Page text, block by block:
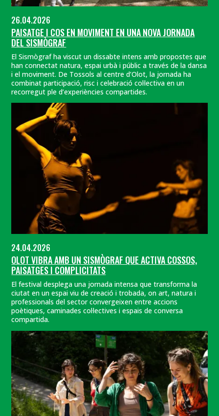
26.04.2026
PAISATGE I COS EN MOVIMENT EN UNA NOVA JORNADA
DEL SISMÒGRAF
El Sismògraf ha viscut un dissabte intens amb propostes que
han connectat natura, espai urbà i públic a través de la dansa
i el moviment. De Tossols al centre d’Olot, la jornada ha
combinat participació, risc i celebració col·lectiva en un
recorregut ple d’experiències compartides.
24.04.2026
OLOT VIBRA AMB UN SISMÒGRAF QUE ACTIVA COSSOS,
PAISATGES I COMPLICITATS
El festival desplega una jornada intensa que transforma la
ciutat en un espai viu de creació i trobada, on art, natura i
professionals del sector convergeixen entre accions
poètiques, caminades col·lectives i espais de conversa
compartida.